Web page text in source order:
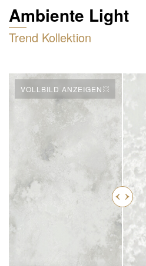
Ambiente Light
Trend Kollektion
VOLLBILD ANZEIGEN